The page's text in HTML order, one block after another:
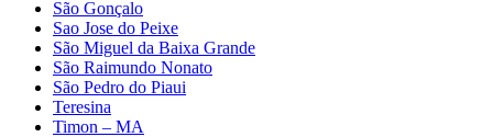
São Gonçalo
Sao Jose do Peixe
São Miguel da Baixa Grande
São Raimundo Nonato
São Pedro do Piaui
Teresina
Timon – MA